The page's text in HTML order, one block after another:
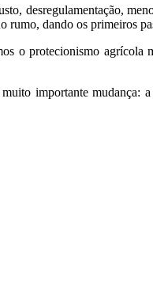
desregulamentação,
rumo, dando os primeiros
o protecionismo
importante